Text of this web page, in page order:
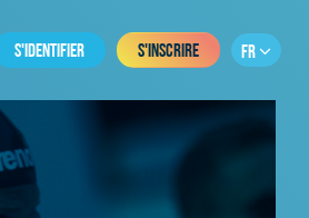
S'IDENTIFIER S'INSCRIRE FR